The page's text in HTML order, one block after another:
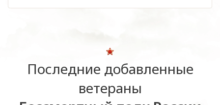
Последние добавленные
ветераны